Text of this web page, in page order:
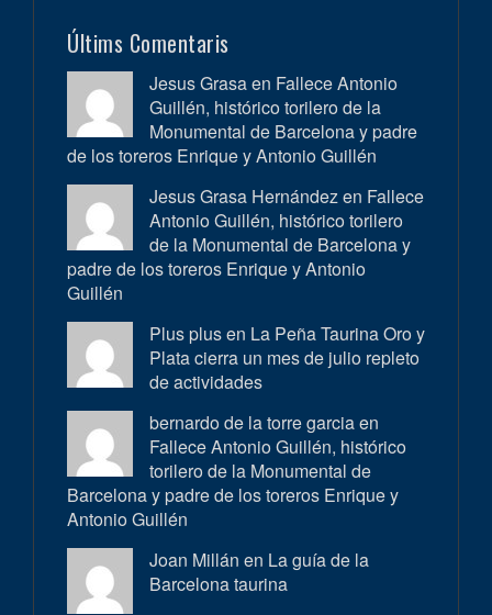
Últims Comentaris
Jesus Grasa en Fallece Antonio
Guillén, histórico torilero de la
Monumental de Barcelona y padre
de los toreros Enrique y Antonio Guillén
Jesus Grasa Hernández en Fallece
Antonio Guillén, histórico torilero
de la Monumental de Barcelona y
padre de los toreros Enrique y Antonio
Guillén
Plus plus en La Peña Taurina Oro y
Plata cierra un mes de julio repleto
de actividades
bernardo de la torre garcia en
Fallece Antonio Guillén, histórico
torilero de la Monumental de
Barcelona y padre de los toreros Enrique y
Antonio Guillén
Joan Millán en La guía de la
Barcelona taurina